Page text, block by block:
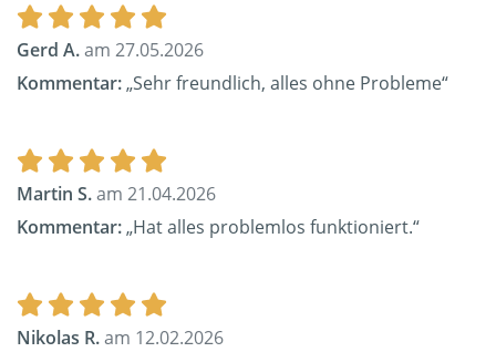
Gerd A.am 27.05.2026
Kommentar:„Sehr freundlich, alles ohne Probleme“
Martin S.am 21.04.2026
Kommentar:„Hat alles problemlos funktioniert.“
Nikolas R.am 12.02.2026